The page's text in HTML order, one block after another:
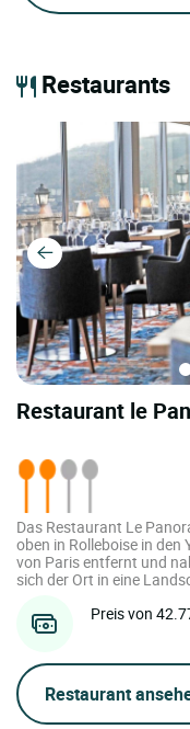
Restaurants
Restaurant le
Das Restaurant Le
oben in Rolleboise in den
von Paris entfernt und
sich der Ort in eine
Verbindung zur
außen geöffnete
Moment am Tisch
Preis von
Restaurant